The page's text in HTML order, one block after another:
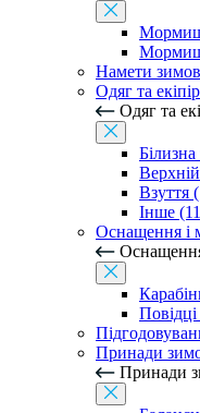
Намети
Одяг та
Одяг та
Взуття
Інше
Оснащення і
Принади
Принади